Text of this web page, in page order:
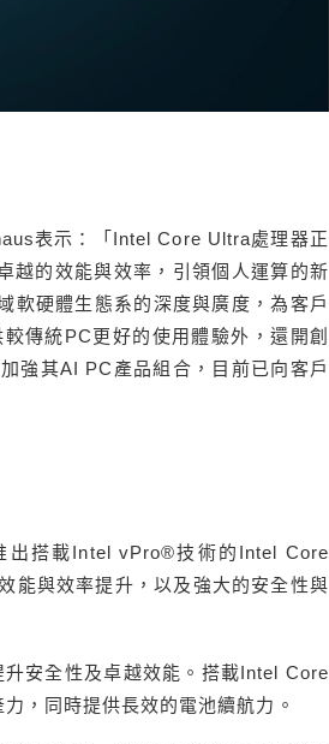
表示：「Intel Core Ultra處理器正
越的效能與效率，引領個人運算的新
軟硬體生態系的深度與廣度，為客戶
傳統PC更好的使用體驗外，還開創
強其AI PC產品組合，目前已向客戶
出搭載Intel vPro®技術的Intel Core
能與效率提升，以及強大的安全性與
安全性及卓越效能。搭載Intel Core
，同時提供長效的電池續航力。